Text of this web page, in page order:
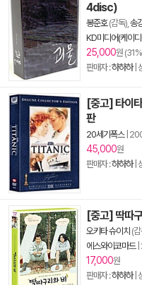
4disc)
봉준호(감독), 송
KD미디어(케이
25,000원
판매자 :하하하|
[중고] 타이
판
20세기폭스|
45,000원
판매자 :하하하|
[중고] 딱따
오키타 슈이치 (감
에스와이코마드|
17,000원
판매자 :하하하|